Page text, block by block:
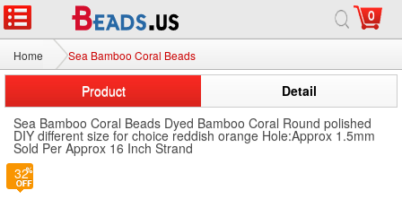
0
Home Sea Bamboo Coral Beads
Product
Detail
Sea Bamboo Coral Beads Dyed Bamboo Coral Round polished
DIY different size for choice reddish orange Hole:Approx 1.5mm
Sold Per Approx 16 Inch Strand
32